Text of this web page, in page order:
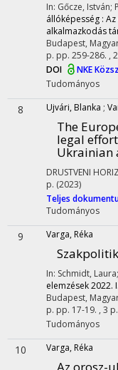
In: Gőcze, István;
állóképesség :
alkalmazkodás
Budapest,
p. pp. 259-286. ,
DOI
NKE
Tudományos
8 Ujvári, Blanka ;
The
legal
Ukrainian
DRUSTVENI
p. (2023)
Teljes
Tudományos
9 Varga, Réka
In: Schmidt,
elemzések 2022.
Budapest,
p. pp. 17-19. , 3 p.
Tudományos
10 Varga, Réka